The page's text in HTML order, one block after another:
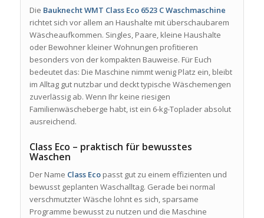
Die Bauknecht WMT Class Eco 6523 C Waschmaschine
richtet sich vor allem an Haushalte mit überschaubarem
Wäscheaufkommen. Singles, Paare, kleine Haushalte
oder Bewohner kleiner Wohnungen profitieren
besonders von der kompakten Bauweise. Für Euch
bedeutet das: Die Maschine nimmt wenig Platz ein, bleibt
im Alltag gut nutzbar und deckt typische Wäschemengen
zuverlässig ab. Wenn Ihr keine riesigen
Familienwäscheberge habt, ist ein 6-kg-Toplader absolut
ausreichend.
Class Eco – praktisch für bewusstes
Waschen
Der Name Class Ecopasst gut zu einem effizienten und
bewusst geplanten Waschalltag. Gerade bei normal
verschmutzter Wäsche lohnt es sich, sparsame
Programme bewusst zu nutzen und die Maschine